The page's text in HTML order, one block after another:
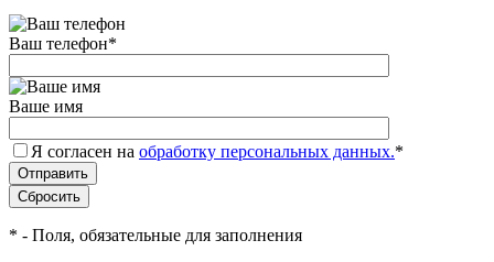
Ваш телефон*
Ваше имя
Я согласен на обработку персональных данных.*
* - Поля, обязательные для заполнения